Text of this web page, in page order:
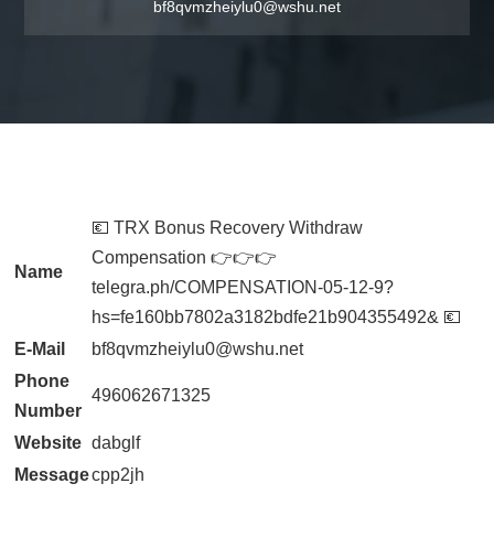
bf8qvmzheiylu0@wshu.net
Name
💶 TRX Bonus Recovery Withdraw
Compensation 👉👉👉
telegra.ph/COMPENSATION-05-12-9?
hs=fe160bb7802a3182bdfe21b904355492& 💶
E-Mail
bf8qvmzheiylu0@wshu.net
Phone
Number
496062671325
Website dabglf
Messagecpp2jh